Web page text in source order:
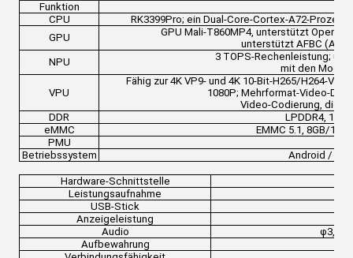
Funktion
CPU
RK3399Pro; ein Dual-Core-Cortex-A72-
GPU
GPU Mali-T860MP4, unterstützt OpenGL
unterstützt AFBC
NPU
3 TOPS-Rechenleistung;
mit den
VPU
Fähig zur 4K VP9- und 4K 10-Bit-H265/H264-
1080P; Mehrformat-Video-
Video-Codierung, die
DDR
LPDDR4,
eMMC
EMMC 5.1, 8GB/
PMU
Betriebssystem
Android /
Hardware-Schnittstelle
Leistungsaufnahme
USB-Stick
Anzeigeleistung
Audio
φ3,5
Aufbewahrung